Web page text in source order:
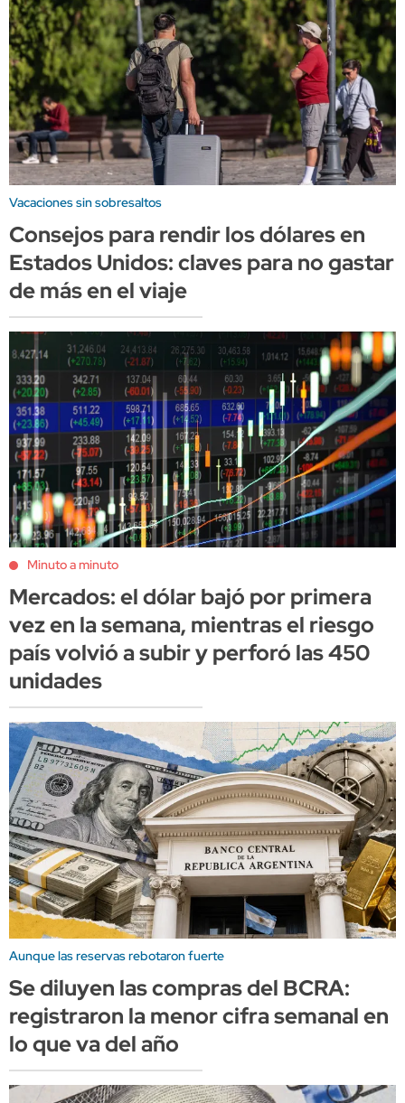
Vacaciones sin sobresaltos
Consejos para rendir los dólares en
Estados Unidos: claves para no gastar
de más en el viaje
Minuto a minuto
Mercados: el dólar bajó por primera
vez en la semana, mientras el riesgo
país volvió a subir y perforó las 450
unidades
Aunque las reservas rebotaron fuerte
Se diluyen las compras del BCRA:
registraron la menor cifra semanal en
lo que va del año